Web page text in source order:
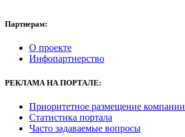
Партнерам:
О проекте
Инфопартнерство
РЕКЛАМА НА ПОРТАЛЕ:
Приоритетное размещение компании
Статистика портала
Часто задаваемые вопросы